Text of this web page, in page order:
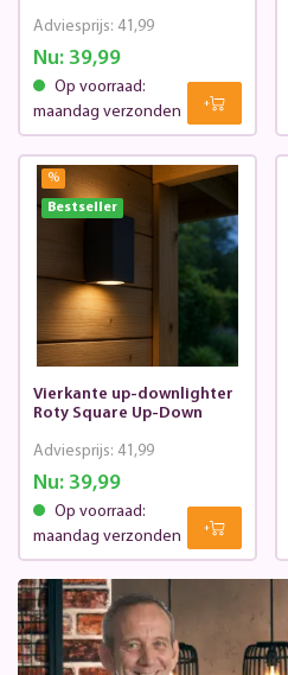
Nu:39,99
Adviesprijs: 41,99
Op voorraad:
maandag verzonden
%
Bestseller
Vierkante up-downlighter
Roty Square Up-Down
Nu:39,99
Adviesprijs: 41,99
Op voorraad:
maandag verzonden